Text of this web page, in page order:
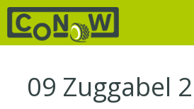
09 Zuggabel